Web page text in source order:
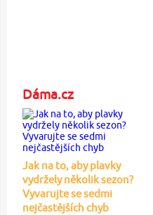
Dáma.cz
Jak na to, aby plavky
vydržely několik sezon?
Vyvarujte se sedmi
nejčastějších chyb